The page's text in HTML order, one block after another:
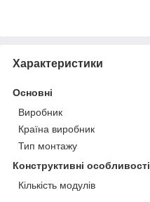
Характеристики
Основні
Виробник
Країна виробник
Тип монтажу
Конструктивні особливості
Кількість модулів